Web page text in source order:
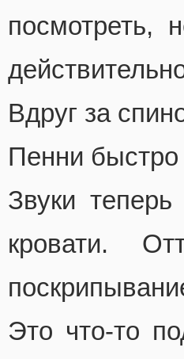
посмотреть,
Вдруг за
Пенни быстро
Звуки
кровати.
Это что-то